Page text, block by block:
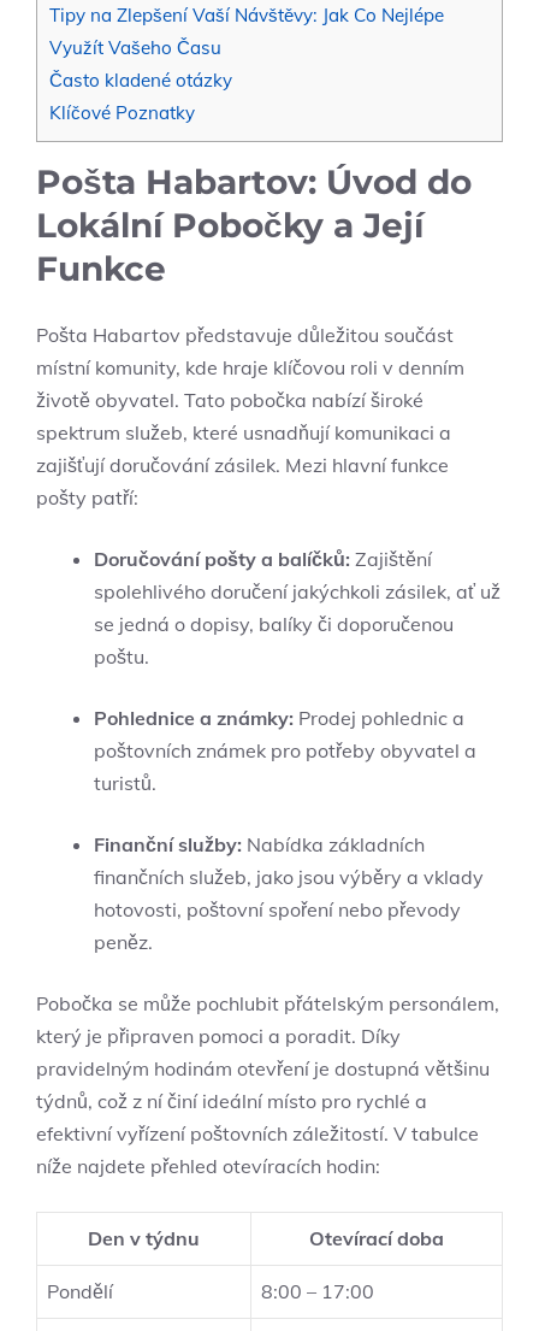
Tipy na Zlepšení Vaší Návštěvy: Jak Co Nejlépe
Využít Vašeho Času
Často kladené otázky
Klíčové Poznatky
Pošta Habartov: Úvod do
Lokální Pobočky a Její
Funkce
Pošta Habartov představuje důležitou součást
místní komunity, kde hraje klíčovou roli v denním
životě obyvatel. Tato pobočka nabízí široké
spektrum služeb, které usnadňují komunikaci a
zajišťují doručování zásilek. Mezi hlavní funkce
pošty patří:
Doručování pošty a balíčků: Zajištění
spolehlivého doručení jakýchkoli zásilek, ať už
se jedná o dopisy, balíky či doporučenou
poštu.
Pohlednice a známky: Prodej pohlednic a
poštovních známek pro potřeby obyvatel a
turistů.
Finanční služby: Nabídka základních
finančních služeb, jako jsou výběry a vklady
hotovosti, poštovní spoření nebo převody
peněz.
Pobočka se může pochlubit přátelským personálem,
který je připraven pomoci a poradit. Díky
pravidelným hodinám otevření je dostupná většinu
týdnů, což z ní činí ideální místo pro rychlé a
efektivní vyřízení poštovních záležitostí. V tabulce
níže najdete přehled otevíracích hodin:
Den v týdnu Otevírací doba
Pondělí 8:00 – 17:00